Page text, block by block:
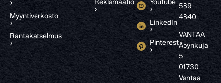
›
Myyntiverkosto
›
Rantakatselmus
›
Reklamaatio
›
Youtube
›
LinkedIn
›
Pinterest
›
589
4840
VANTAA
Åbynkuja
5
01730
Vantaa